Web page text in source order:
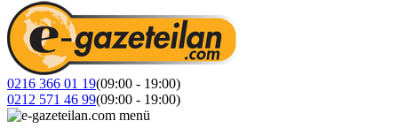
0216 366 01 19(09:00 - 19:00)
0212 571 46 99(09:00 - 19:00)